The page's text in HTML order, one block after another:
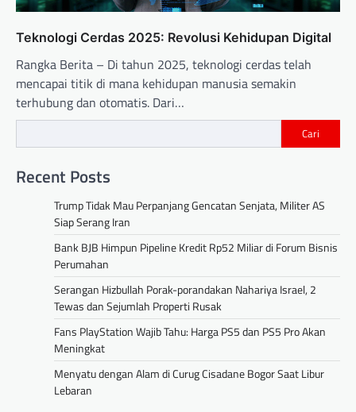
Teknologi Cerdas 2025: Revolusi Kehidupan Digital
Rangka Berita – Di tahun 2025, teknologi cerdas telah
mencapai titik di mana kehidupan manusia semakin
terhubung dan otomatis. Dari…
Cari
Recent Posts
Trump Tidak Mau Perpanjang Gencatan Senjata, Militer AS
Siap Serang Iran
Bank BJB Himpun Pipeline Kredit Rp52 Miliar di Forum Bisnis
Perumahan
Serangan Hizbullah Porak-porandakan Nahariya Israel, 2
Tewas dan Sejumlah Properti Rusak
Fans PlayStation Wajib Tahu: Harga PS5 dan PS5 Pro Akan
Meningkat
Menyatu dengan Alam di Curug Cisadane Bogor Saat Libur
Lebaran